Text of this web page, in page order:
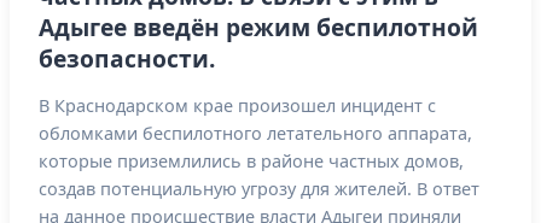
Адыгее введён режим беспилотной
безопасности.
В Краснодарском крае произошел инцидент с
обломками беспилотного летательного аппарата,
которые приземлились в районе частных домов,
создав потенциальную угрозу для жителей. В ответ
на данное происшествие власти Адыгеи приняли